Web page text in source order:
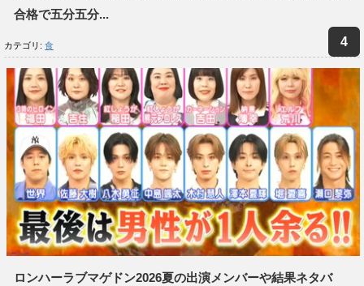
合格で五分五分...
カテゴリ: 食
ロンハーラブマゲドン2026夏の出演メンバーや結果ネタバ